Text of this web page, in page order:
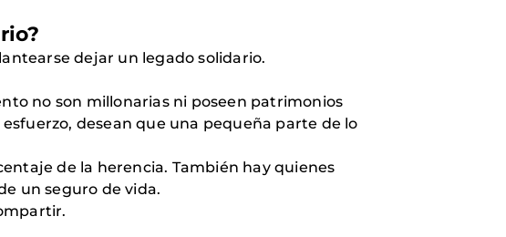
dejar un legado solidario.
no son millonarias ni poseen patrimonios
desean que una pequeña parte de lo
de la herencia. También hay quienes
un seguro de vida.